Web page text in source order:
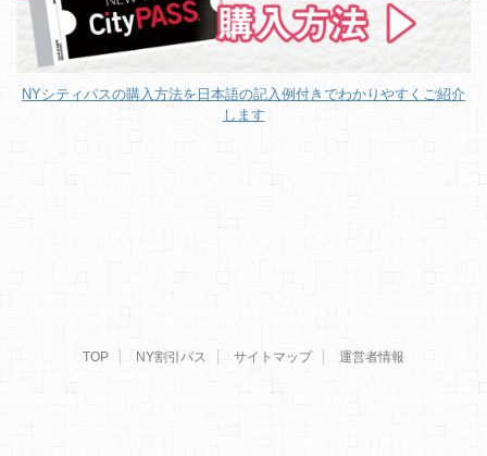
NYシティパスの購入方法を日本語の記入例付きでわかりやすくご紹介
します
TOP NY割引パス サイトマップ 運営者情報